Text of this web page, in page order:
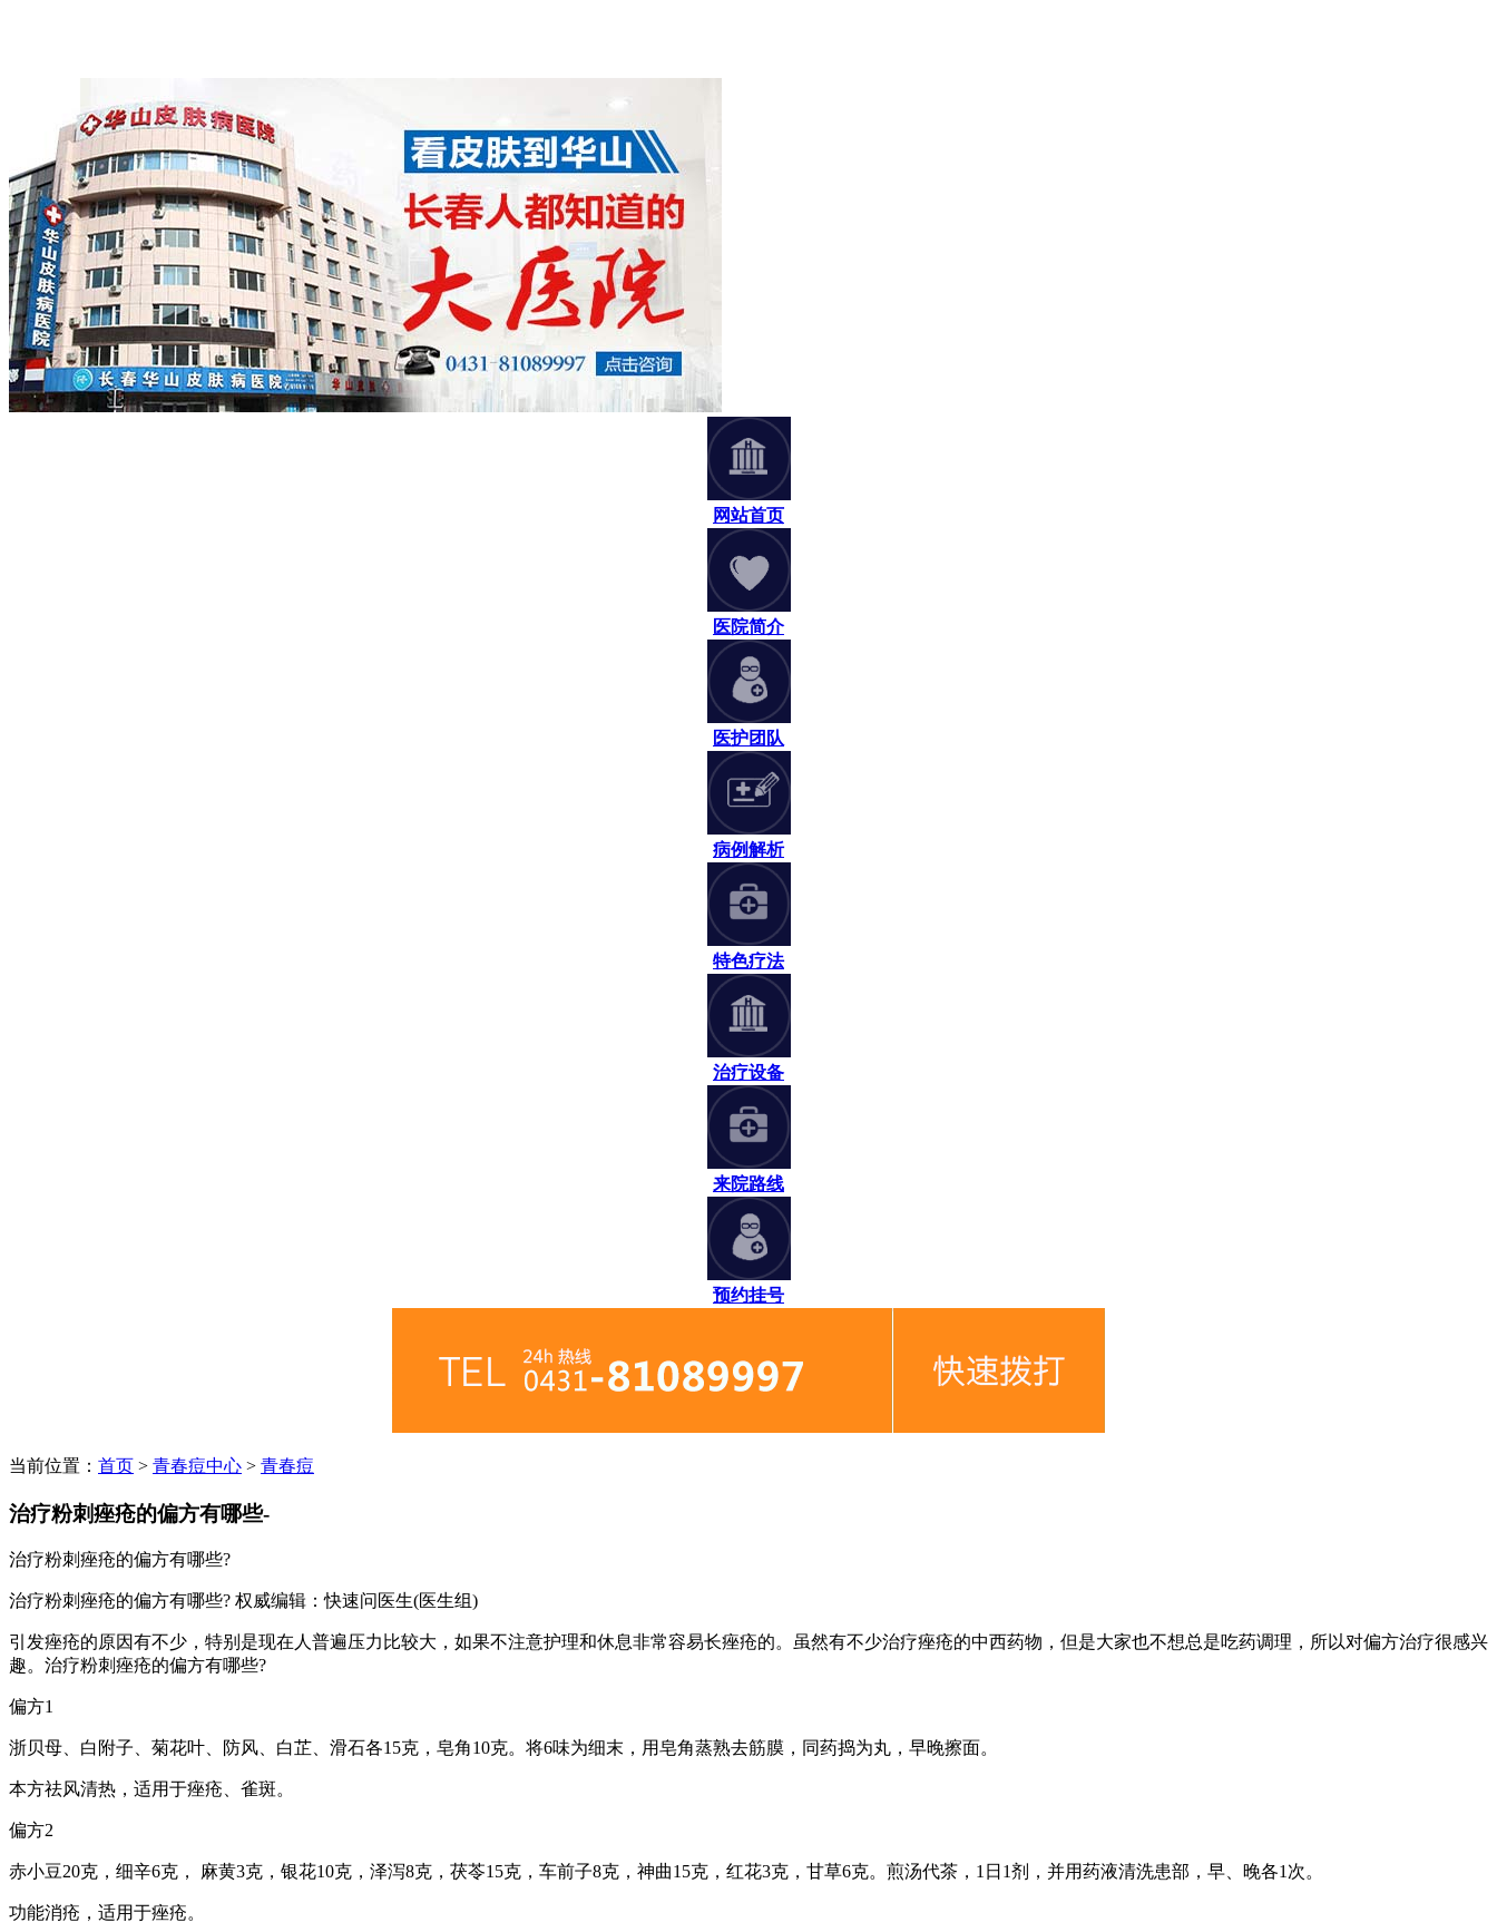
网站首页
医院简介
医护团队
病例解析
特色疗法
治疗设备
来院路线
预约挂号
当前位置： 首页 > 青春痘中心 > 青春痘
治疗粉刺痤疮的偏方有哪些-
治疗粉刺痤疮的偏方有哪些?
治疗粉刺痤疮的偏方有哪些? 权威编辑：快速问医生(医生组)
引发痤疮的原因有不少，特别是现在人普遍压力比较大，如果不注意护理和休息非常容易长痤疮的。虽然有不少治疗痤疮的中西药物，但是大家也不想总是吃药调理，所以对偏方治疗很感兴
趣。治疗粉刺痤疮的偏方有哪些?
偏方1
浙贝母、白附子、菊花叶、防风、白芷、滑石各15克，皂角10克。将6味为细末，用皂角蒸熟去筋膜，同药捣为丸，早晚擦面。
本方祛风清热，适用于痤疮、雀斑。
偏方2
赤小豆20克，细辛6克， 麻黄3克，银花10克，泽泻8克，茯苓15克，车前子8克，神曲15克，红花3克，甘草6克。煎汤代茶，1日1剂，并用药液清洗患部，早、晚各1次。
功能消疮，适用于痤疮。